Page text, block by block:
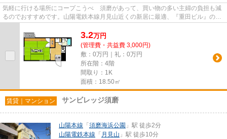
気軽に行ける場所にコープこうべ 須磨があって、買い物の多い主婦の負担も減
るのでおすすめです。山陽電鉄本線月見山近くの新居に最適、『重田ビル』の最
3.2万円
(管理費・共益費 3,000円)
敷：0万円｜礼：0万円
所在階：4階
間取り：1K
面積：18.50㎡
賃貸｜マンション サンビレッジ須磨
山陽本線 「 須磨海浜公園 」駅 徒歩2分
山陽電鉄本線 「 月見山 」駅 徒歩10分